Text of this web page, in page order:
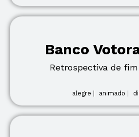
Banco
Retrospectiva de
alegre | animado |